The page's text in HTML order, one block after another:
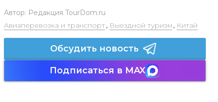
Автор: Редакция TourDom.ru
Авиаперевозка и транспорт, Выездной туризм , Китай
Обсудить новость
Подписаться в MAX